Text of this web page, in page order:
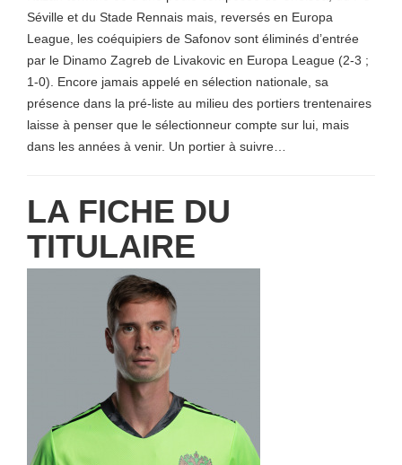
Séville et du Stade Rennais mais, reversés en Europa
League, les coéquipiers de Safonov sont éliminés d’entrée
par le Dinamo Zagreb de Livakovic en Europa League (2-3 ;
1-0). Encore jamais appelé en sélection nationale, sa
présence dans la pré-liste au milieu des portiers trentenaires
laisse à penser que le sélectionneur compte sur lui, mais
dans les années à venir. Un portier à suivre…
LA FICHE DU
TITULAIRE